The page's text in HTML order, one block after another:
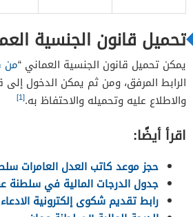
تحميل قانون الجنسية
يمكن تحميل قانون الجنسية العماني “من
الرابط المرفق، ومن ثم يمكن الدخول إلى
والاطلاع عليه وتحميله والاحتفاظ به.[1]
اقرأ أيضًا:
حجز موعد كاتب العدل العامرات
جدول الدرجات المالية في سلطنة
رابط تقديم شكوى إلكترونية